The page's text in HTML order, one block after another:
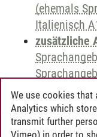
(ehemals
Italienisch
zusätzliche
Andreea Tribel 30.06.2024
We use cookies that
Analytics which
transmit further
Vimeo) in order to